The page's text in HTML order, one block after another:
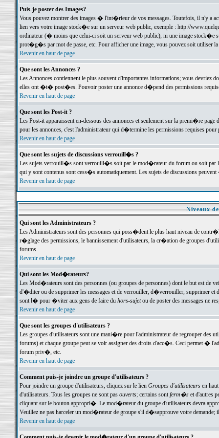
Puis-je poster des Images?
Vous pouvez montrer des images � l'int�rieur de vos messages. Toutefois, il n'y a
lien vers votre image stock�e sur un serveur web public, exemple : http://
ordinateur (� moins que celui-ci soit un serveur web public), ni une image stock�e
prot�g�s par mot de passe, etc. Pour afficher une image, vous pouvez soit
Revenir en haut de page
Que sont les Annonces ?
Les Annonces contiennent le plus souvent d'importantes informations; vous devriez
elles ont �t� post�es. Pouvoir poster une annonce d�pend des permissions
Revenir en haut de page
Que sont les Post-it ?
Les Post-it apparaissent en-dessous des annonces et seulement sur la premi�re
pour les annonces, c'est l'administrateur qui d�termine les permissions requises pour
Revenir en haut de page
Que sont les sujets de discussions verrouill�s ?
Les sujets verrouill�s sont verrouill�s soit par le mod�rateur du forum ou soit par
qui y sont contenus sont cess�s automatiquement. Les sujets de discussions
Revenir en haut de page
Niveaux
Qui sont les Administrateurs ?
Les Administrateurs sont des personnes qui poss�dent le plus haut niveau de
r�glage des permissions, le bannissement d'utilisateurs, la cr�ation de groupes
forums.
Revenir en haut de page
Qui sont les Mod�rateurs?
Les Mod�rateurs sont des personnes (ou groupes de personnes) dont le but est de
d'�diter ou de supprimer les messages et de verrouiller, d�verrouiller, supprimer
sont l� pour �viter aux gens de faire du hors-sujetou de poster des messages ne
Revenir en haut de page
Que sont les groupes d'utilisateurs ?
Les groupes d'utilisateurs sont une mani�re pour l'administrateur de regrouper des
forums) et chaque groupe peut se voir assigner des droits d'acc�s. Ceci permet
forum priv�, etc.
Revenir en haut de page
Comment puis-je joindre un groupe d'utilisateurs ?
Pour joindre un groupe d'utilisateurs, cliquez sur le lien Groupes d'utilisateursen haut
d'utilisateurs. Tous les groupes ne sont pas ouverts; certains sontferm�set d'autres
cliquant sur le bouton appropri�. Le mod�rateur du groupe d'utilisateurs devra
Veuillez ne pas harceler un mod�rateur de groupe s'il d�sapprouve votre demande;
Revenir en haut de page